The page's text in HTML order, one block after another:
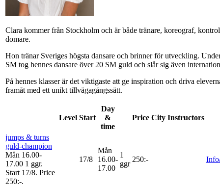
Clara kommer från Stockholm och är både tränare, koreograf,
domare.
Hon tränar Sveriges högsta dansare och brinner för utveckling.
SM tog hennes dansare över 20 SM guld och slår sig även
På hennes klasser är det viktigaste att ge inspiration och driva
framåt med ett unikt tillvägagångssätt.
Level Start
Day
&
time
Price City Instructors
jumps & turns
guld-champion
Mån 16.00-
17.00 1 ggr.
Start 17/8. Price
250:-.
17/8
Mån
16.00-
17.00
1
ggr
250:-